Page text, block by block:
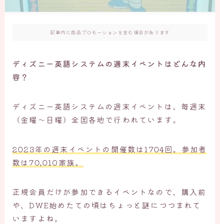
記事内に商品プロモーションを含む場合があります
ディズニー英語システムの週末イベントはどんな内
容？
ディズニー英語システムの週末イベントは、毎週末
（金曜～日曜）全国各地で行われています。
2023年の週末イベントの開催数は1704回。参加者
数は70,010家族。
正規会員だけが参加できるイベントなので、購入前
や、DWE始めたての頃はちょっと謎につつまれて
いますよね。